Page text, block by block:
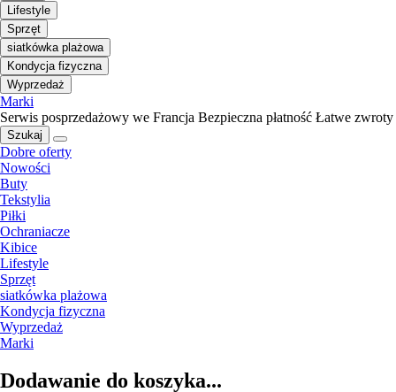
Lifestyle
Sprzęt
siatkówka plażowa
Kondycja fizyczna
Wyprzedaż
Marki
Serwis posprzedażowy we Francja Bezpieczna płatność Łatwe zwroty
Szukaj
Dobre oferty
Nowości
Buty
Tekstylia
Piłki
Ochraniacze
Kibice
Lifestyle
Sprzęt
siatkówka plażowa
Kondycja fizyczna
Wyprzedaż
Marki
Dodawanie do koszyka...